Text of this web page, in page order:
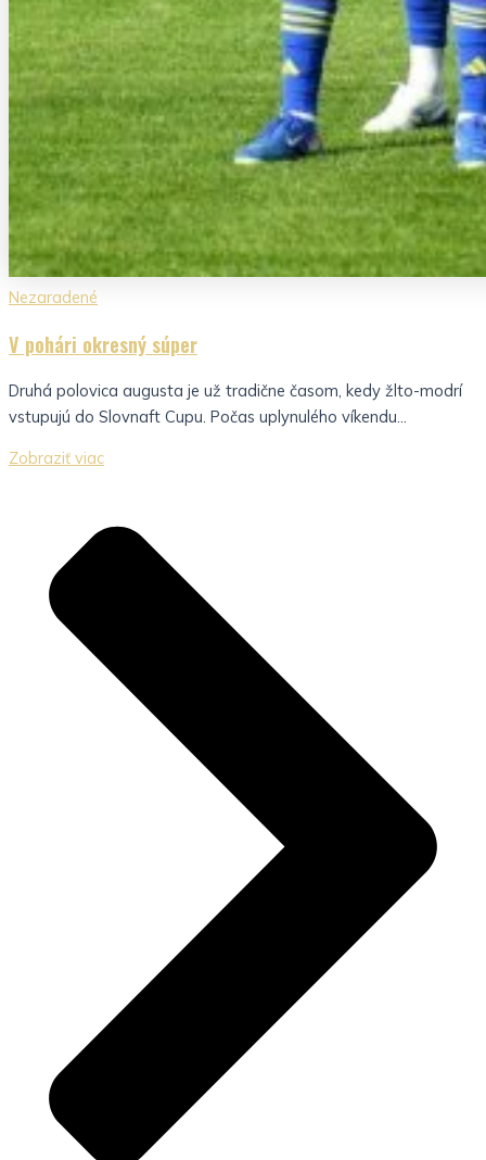
Nezaradené
V pohári okresný súper
Druhá polovica augusta je už tradične časom, kedy žlto-modrí
vstupujú do Slovnaft Cupu. Počas uplynulého víkendu...
Zobraziť viac